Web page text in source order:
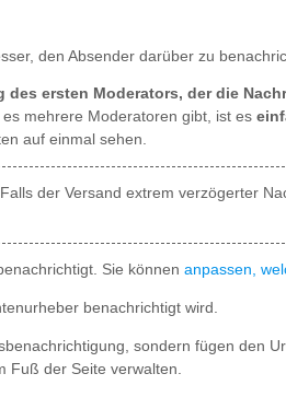
den Absender darüber zu
des ersten Moderators, der die
mehrere Moderatoren gibt, ist es
auf einmal sehen.
Falls der Versand extrem verzögerter
Sie können anpassen,
benachrichtigt wird.
sondern fügen den
Fuß der Seite verwalten.